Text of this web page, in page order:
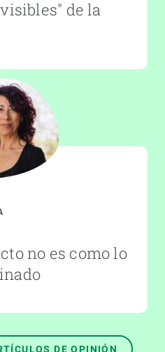
de la
no es como lo
DE OPINIÓN